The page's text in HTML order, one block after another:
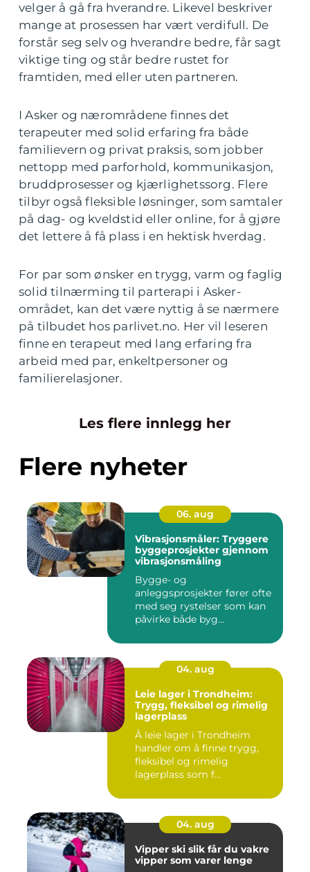
velger å gå fra hverandre. Likevel beskriver
mange at prosessen har vært verdifull. De
forstår seg selv og hverandre bedre, får sagt
viktige ting og står bedre rustet for
framtiden, med eller uten partneren.
I Asker og nærområdene finnes det
terapeuter med solid erfaring fra både
familievern og privat praksis, som jobber
nettopp med parforhold, kommunikasjon,
bruddprosesser og kjærlighetssorg. Flere
tilbyr også fleksible løsninger, som samtaler
på dag- og kveldstid eller online, for å gjøre
det lettere å få plass i en hektisk hverdag.
For par som ønsker en trygg, varm og faglig
solid tilnærming til parterapi i Asker-
området, kan det være nyttig å se nærmere
på tilbudet hos parlivet.no. Her vil leseren
finne en terapeut med lang erfaring fra
arbeid med par, enkeltpersoner og
familierelasjoner.
Les flere innlegg her
Flere nyheter
06. aug
Vibrasjonsmåler: Tryggere
byggeprosjekter gjennom
vibrasjonsmåling
Bygge- og
anleggsprosjekter fører ofte
med seg rystelser som kan
påvirke både byg...
04. aug
Leie lager i Trondheim:
Trygg, fleksibel og rimelig
lagerplass
Å leie lager i Trondheim
handler om å finne trygg,
fleksibel og rimelig
lagerplass som f...
04. aug
Vipper ski slik får du vakre
vipper som varer lenge